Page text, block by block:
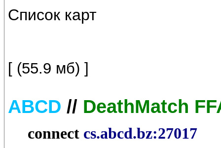
Список карт
[ (55.9 мб) ]
ABCD // DeathMatch
connect cs.abcd.bz:27017